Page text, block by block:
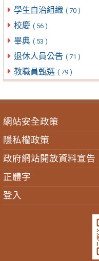
學生自治組織 ( 70 )
校慶 ( 56 )
畢典 ( 53 )
退休人員公告 ( 71 )
教職員甄選 ( 79 )
網站安全政策
隱私權政策
政府網站開放資料宣告
正體字
登入